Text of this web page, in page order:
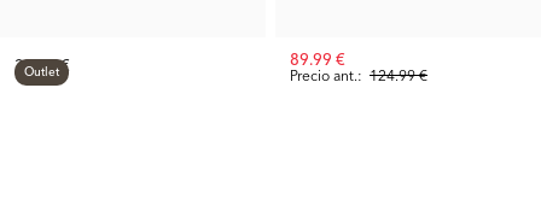
39.99 € Precio ant.: 124.99 €
89.99 €
Outlet